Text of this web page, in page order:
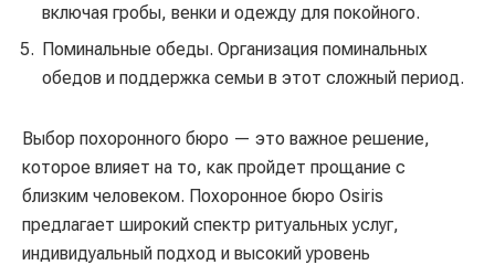
включая гробы, венки и одежду для покойного.
Поминальные обеды. Организация поминальных
обедов и поддержка семьи в этот сложный период.
Выбор похоронного бюро — это важное решение,
которое влияет на то, как пройдет прощание с
близким человеком. Похоронное бюро Osiris
предлагает широкий спектр ритуальных услуг,
индивидуальный подход и высокий уровень